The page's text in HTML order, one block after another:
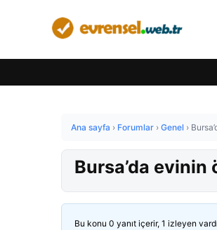
Ana sayfa › Forumlar › Genel ›
Bursa’da evinin
Bu konu 0 yanıt içerir, 1 izleyen